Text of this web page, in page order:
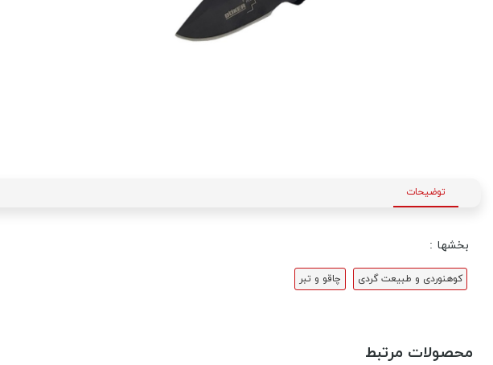
توضیحات
بخشها :
کوهنوردی و طبیعت گردی چاقو و تبر
محصولات مرتبط